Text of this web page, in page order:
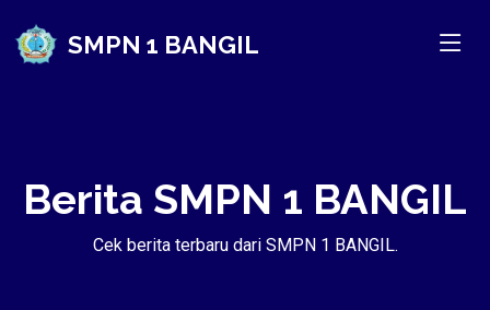
SMPN 1 BANGIL
Berita SMPN 1 BANGIL
Cek berita terbaru dari SMPN 1 BANGIL.